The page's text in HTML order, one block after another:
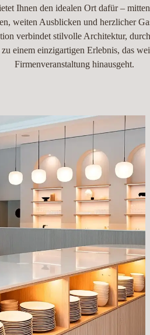
Ihnen den idealen Ort dafür –
weiten Ausblicken und herzlicher
verbindet stilvolle Architektur,
einem einzigartigen Erlebnis, das
Firmenveranstaltung hinausgeht.